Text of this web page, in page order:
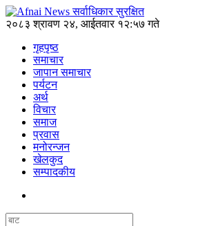
२०८३ श्रावण २४, आईतवार १२:५७ गते
गृहपृष्ठ
समाचार
जापान समाचार
पर्यटन
अर्थ
विचार
समाज
प्रवास
मनोरन्जन
खेलकुद
सम्पादकीय